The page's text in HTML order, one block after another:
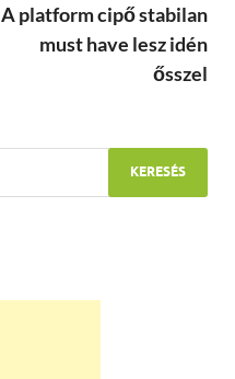
A platform cipő stabilan
must have lesz idén
ősszel